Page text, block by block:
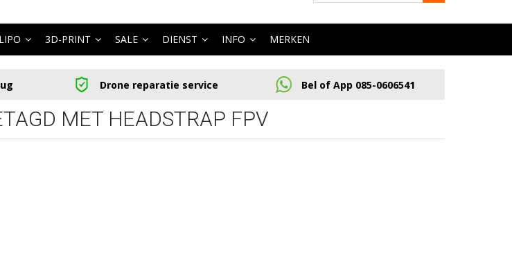
LIPO 3D-PRINT SALE DIENST INFO MERKEN
Drone reparatie service Bel of App 085-0606541
MET HEADSTRAP FPV